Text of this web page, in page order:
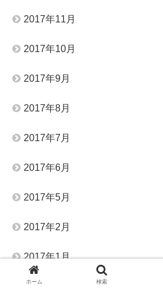
2017年11月
2017年10月
2017年9月
2017年8月
2017年7月
2017年6月
2017年5月
2017年2月
2017年1月
2016年12月
ホーム 検索